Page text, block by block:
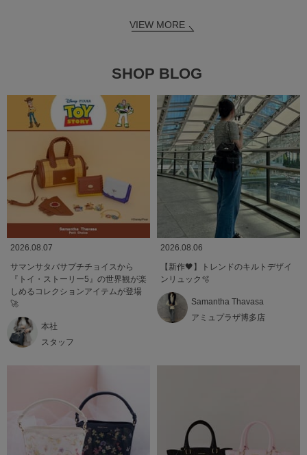
VIEW MORE
SHOP BLOG
2026.08.07
サマンサタバサプチチョイスから
『トイ・ストーリー5』の世界観が楽
しめるコレクションアイテムが登場
🚀
本社
スタッフ
2026.08.06
【新作🖤】トレンドのキルトデザイ
ンリュック🫧
Samantha Thavasa
アミュプラザ博多店